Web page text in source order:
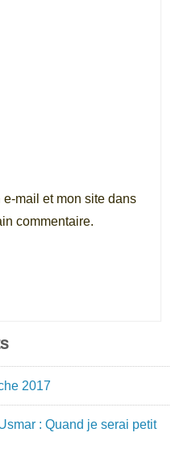
e-mail et mon site dans
commentaire.
2017
: Quand je serai petit